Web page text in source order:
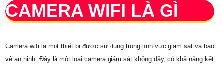
CAMERA WIFI LÀ GÌ
Camera wifi là một thiết bị được sử dụng trong lĩnh vực giám sát và bảo
vệ an ninh. Đây là một loại camera giám sát không dây, có khả năng kết